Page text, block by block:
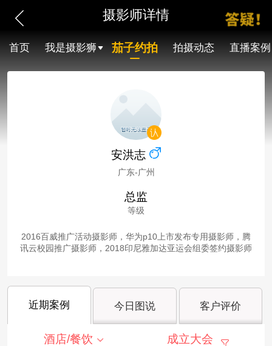
摄影师详情
首页 我是摄影狮 茄子约拍 拍摄动态 直播案例
安洪志
广东-广州
总监
等级
2016百威推广活动摄影师，华为p10上市发布专用摄影师，腾
讯云校园推广摄影师，2018印尼雅加达亚运会组委签约摄影师
近期案例 今日图说 客户评价
酒店/餐饮 成立大会